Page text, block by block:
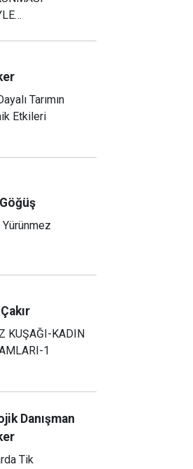
Tarımın
Etkileri
Göğüş
Çakır
KUŞAĞI-KADIN
1
Danışman
Tik